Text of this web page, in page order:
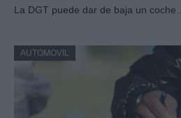
La DGT puede dar de baja un coche…
AUTOMOVIL